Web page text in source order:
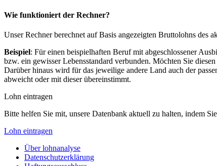
Wie funktioniert der Rechner?
Unser Rechner berechnet auf Basis angezeigten Bruttolohns
Beispiel: Für einen beispielhaften Beruf mit abgeschlossener
bzw. ein gewisser Lebensstandard verbunden. Möchten Sie
Darüber hinaus wird für das jeweilige andere Land auch der
abweicht oder mit dieser übereinstimmt.
Lohn eintragen
Bitte helfen Sie mit, unsere Datenbank aktuell zu halten, indem
Lohn eintragen
Über lohnanalyse
Datenschutzerklärung